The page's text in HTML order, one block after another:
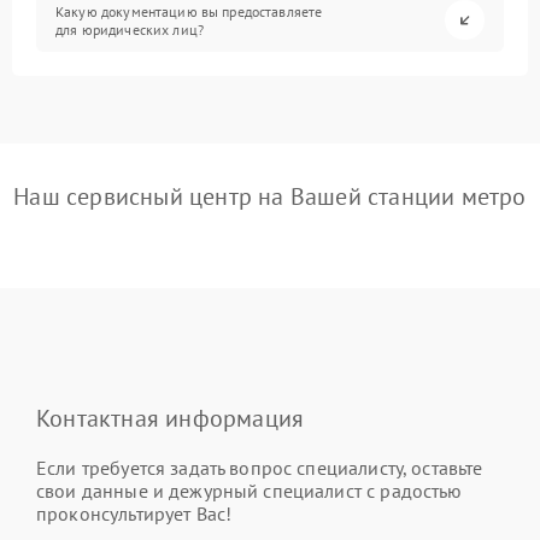
Какую документацию вы предоставляете
для юридических лиц?
Наш сервисный центр на Вашей станции метро
Контактная информация
Если требуется задать вопрос специалисту, оставьте
свои данные и дежурный специалист с радостью
проконсультирует Вас!